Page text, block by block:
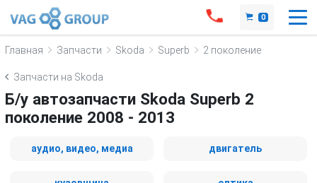
0
Главная Запчасти Skoda Superb 2 поколение
Запчасти на Skoda
Б/у автозапчасти Skoda Superb 2
поколение 2008 - 2013
аудио, видео, медиа двигатель